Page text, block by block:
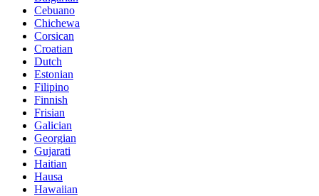
Cebuano
Chichewa
Corsican
Croatian
Dutch
Estonian
Filipino
Finnish
Frisian
Galician
Georgian
Gujarati
Haitian
Hausa
Hawaiian